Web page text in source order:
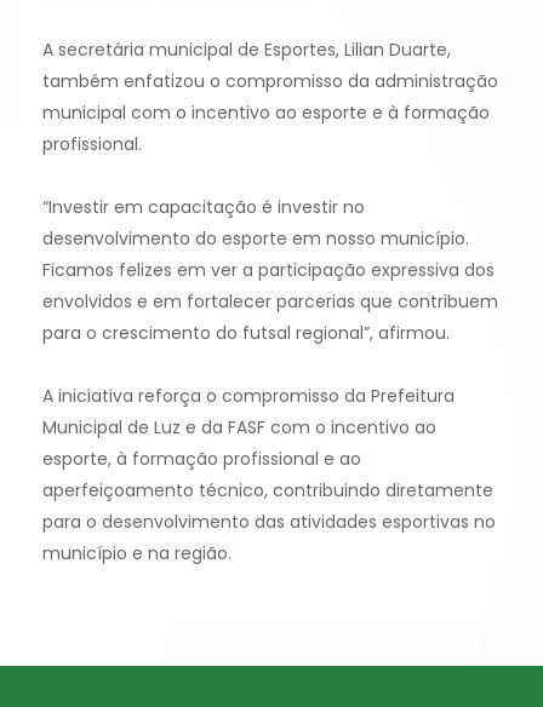
A secretária municipal de Esportes, Lilian Duarte,
também enfatizou o compromisso da administração
municipal com o incentivo ao esporte e à formação
profissional.
“Investir em capacitação é investir no
desenvolvimento do esporte em nosso município.
Ficamos felizes em ver a participação expressiva dos
envolvidos e em fortalecer parcerias que contribuem
para o crescimento do futsal regional”, afirmou.
A iniciativa reforça o compromisso da Prefeitura
Municipal de Luz e da FASF com o incentivo ao
esporte, à formação profissional e ao
aperfeiçoamento técnico, contribuindo diretamente
para o desenvolvimento das atividades esportivas no
município e na região.